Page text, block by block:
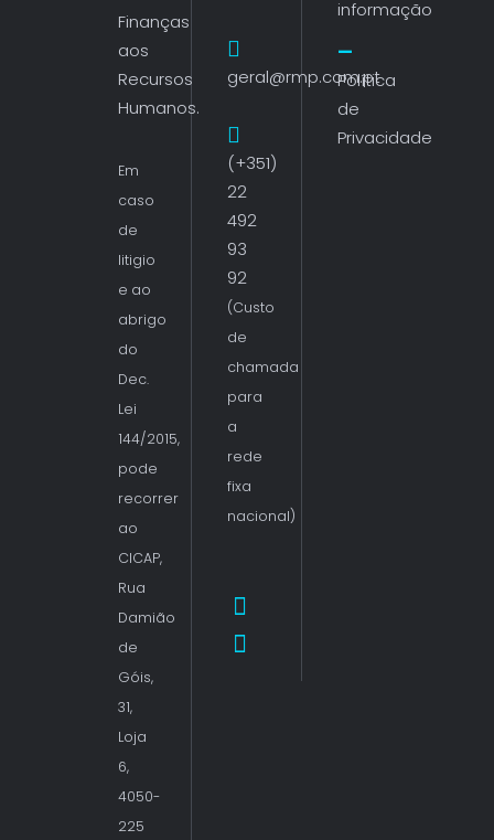
Finanças
aos
Recursos
Humanos.
Em
caso
de
litigio
e ao
abrigo
do
Dec.
Lei
144/2015,
pode
recorrer
ao
CICAP,
Rua
Damião
de
Góis,
31,
Loja
6,
4050-
225
geral@rmp.com.pt
(+351)
22
492
93
92
(Custo
de
chamada
para
a
rede
fixa
nacional)
informação
Política
de
Privacidade